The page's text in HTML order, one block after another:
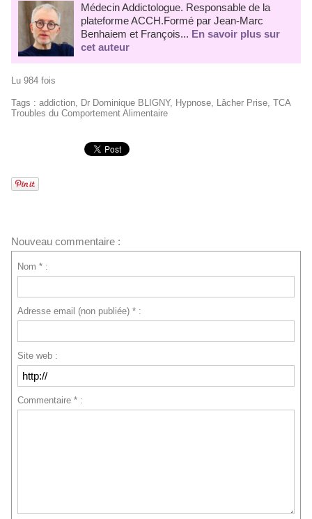
Médecin Addictologue. Responsable de la
plateforme ACCH.Formé par Jean-Marc
Benhaiem et François... En savoir plus sur
cet auteur
Lu 984 fois
Tags : addiction Dr Dominique BLIGNY, Hypnose Lâcher Prise TCA
Troubles du Comportement Alimentaire
Nouveau commentaire :
Nom * :
Adresse email (non publiée) * :
Site web :
Commentaire * :